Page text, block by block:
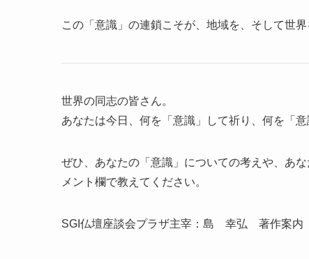
この「意識」の連鎖こそが、地域を、そして世
世界の同志の皆さん。
あなたは今日、何を「意識」して祈り、何を「
ぜひ、あなたの「意識」についての考えや、あ
メント欄で教えてください。
SGI仏壇座談会プラザ主宰：島 幸弘 著作案内